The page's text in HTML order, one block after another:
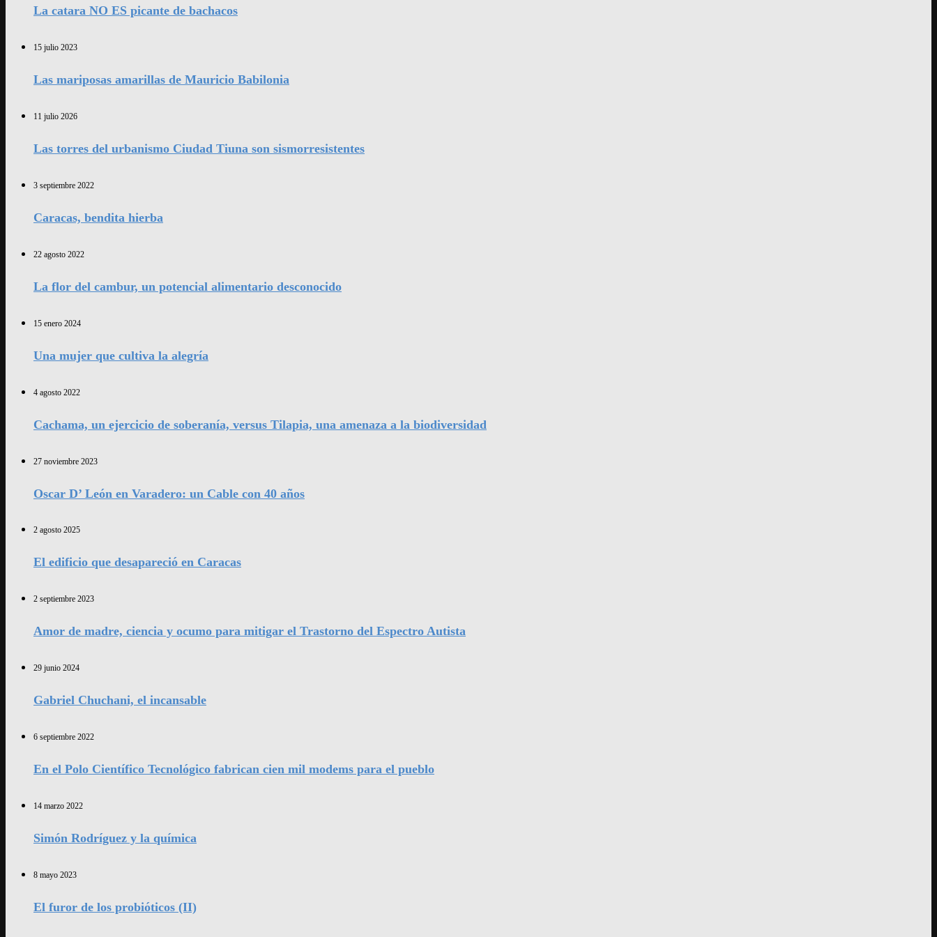
La catara NO ES picante de bachacos
15 julio 2023
Las mariposas amarillas de Mauricio Babilonia
11 julio 2026
Las torres del urbanismo Ciudad Tiuna son sismorresistentes
3 septiembre 2022
Caracas, bendita hierba
22 agosto 2022
La flor del cambur, un potencial alimentario desconocido
15 enero 2024
Una mujer que cultiva la alegría
4 agosto 2022
Cachama, un ejercicio de soberanía, versus Tilapia, una amenaza a la biodiversidad
27 noviembre 2023
Oscar D’ León en Varadero: un Cable con 40 años
2 agosto 2025
El edificio que desapareció en Caracas
2 septiembre 2023
Amor de madre, ciencia y ocumo para mitigar el Trastorno del Espectro Autista
29 junio 2024
Gabriel Chuchani, el incansable
6 septiembre 2022
En el Polo Científico Tecnológico fabrican cien mil modems para el pueblo
14 marzo 2022
Simón Rodríguez y la química
8 mayo 2023
El furor de los probióticos (II)